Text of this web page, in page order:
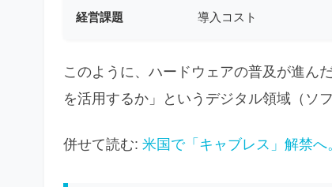
経営課題 導入コスト
このように、ハードウェアの普及が進ん
を活用するか」というデジタル領域（ソ
併せて読む: 米国で「キャブレス」解禁